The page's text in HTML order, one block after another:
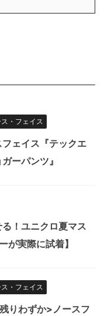
・フェイス
フェイス『テックエ
ーパンツ』
！ユニクロ夏マス
が実際に試着】
・フェイス
りわずか>ノースフ